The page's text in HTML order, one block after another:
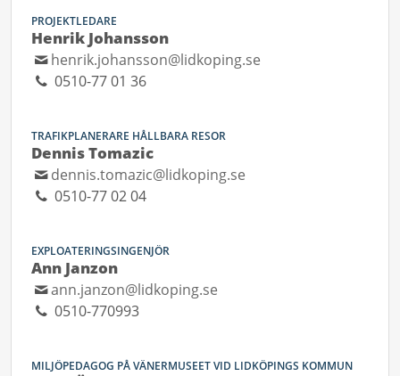
PROJEKTLEDARE
Henrik Johansson
henrik.johansson@lidkoping.se
0510-77 01 36
TRAFIKPLANERARE HÅLLBARA RESOR
Dennis Tomazic
dennis.tomazic@lidkoping.se
0510-77 02 04
EXPLOATERINGSINGENJÖR
Ann Janzon
ann.janzon@lidkoping.se
0510-770993
MILJÖPEDAGOG PÅ VÄNERMUSEET VID LIDKÖPINGS KOMMUN